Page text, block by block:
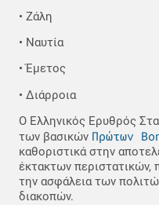
• Ζάλη
• Ναυτία
• Έμετος
• Διάρροια
Ο Ελληνικός Ερυθρός
των βασικών Πρώτων
καθοριστικά στην
έκτακτων περιστατικών,
την ασφάλεια των
διακοπών.